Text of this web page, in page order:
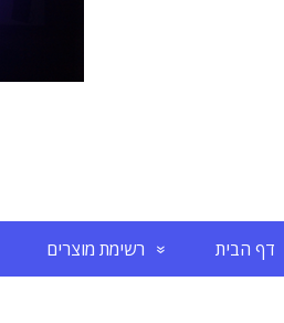
רשימת מוצרים דף הבית